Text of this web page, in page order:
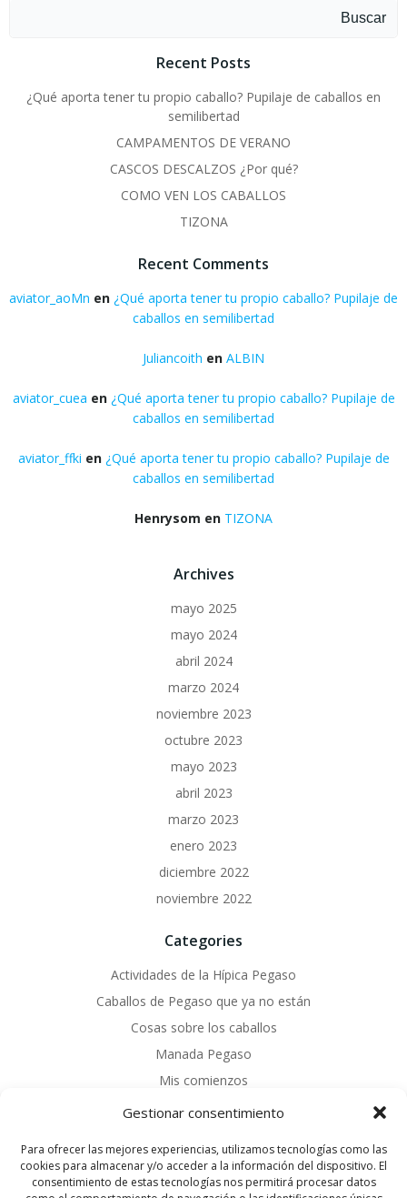
Gestionar consentimiento
Para ofrecer las mejores experiencias, utilizamos tecnologías como las
cookies para almacenar y/o acceder a la información del dispositivo. El
consentimiento de estas tecnologías nos permitirá procesar datos
Buscar
Recent Posts
¿Qué aporta tener tu propio caballo? Pupilaje de caballos en
semilibertad
CAMPAMENTOS DE VERANO
CASCOS DESCALZOS ¿Por qué?
COMO VEN LOS CABALLOS
TIZONA
Recent Comments
aviator_aoMn en ¿Qué aporta tener tu propio caballo? Pupilaje de
caballos en semilibertad
Juliancoith en ALBIN
aviator_cuea en ¿Qué aporta tener tu propio caballo? Pupilaje de
caballos en semilibertad
aviator_ffki en ¿Qué aporta tener tu propio caballo? Pupilaje de
caballos en semilibertad
Henrysom en TIZONA
Archives
mayo 2025
mayo 2024
abril 2024
marzo 2024
noviembre 2023
octubre 2023
mayo 2023
abril 2023
marzo 2023
enero 2023
diciembre 2022
noviembre 2022
Categories
Actividades de la Hípica Pegaso
Caballos de Pegaso que ya no están
Cosas sobre los caballos
Manada Pegaso
Mis comienzos
Sin categoría
Nuestros servicios